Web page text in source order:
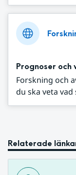
Prognoser och
Forskning och
du ska veta vad
Relaterade